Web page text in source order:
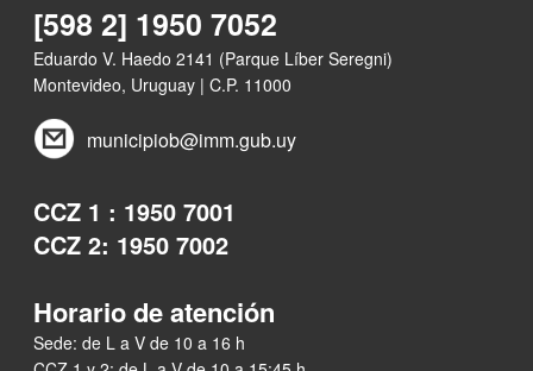
[598 2] 1950 7052
Eduardo V. Haedo 2141 (Parque Líber Seregni)
Montevideo, Uruguay | C.P. 11000
municipiob@imm.gub.uy
CCZ 1 : 1950 7001
CCZ 2: 1950 7002
Horario de atención
Sede: de L a V de 10 a 16 h